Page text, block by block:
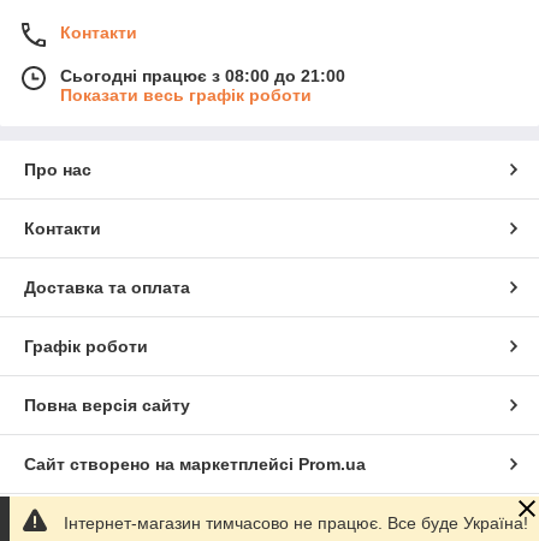
Контакти
Сьогодні працює з 08:00 до 21:00
Показати весь графік роботи
Про нас
Контакти
Доставка та оплата
Графік роботи
Повна версія сайту
Сайт створено на маркетплейсі Prom.ua
Політика конфіденційності
Інтернет-магазин тимчасово не працює. Все буде Україна!